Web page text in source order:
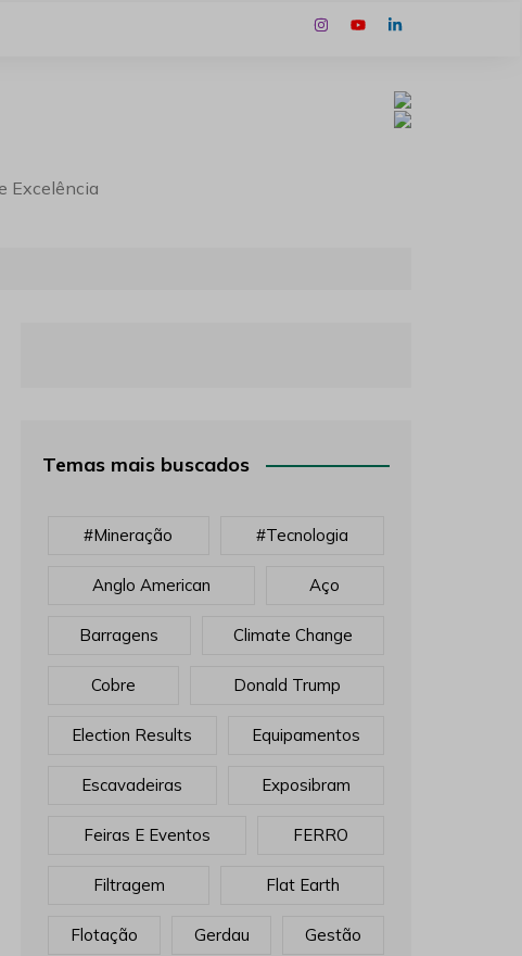
Excelência
Temas mais buscados
#mineração #tecnologia
Anglo American Aço
Barragens Climate Change
Cobre Donald Trump
Election Results Equipamentos
Escavadeiras Exposibram
Feiras E Eventos FERRO
Filtragem Flat Earth
Flotação Gerdau Gestão